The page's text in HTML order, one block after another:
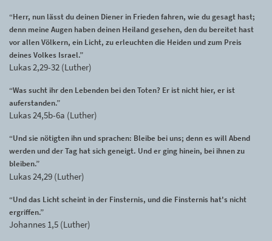
“Herr, nun lässt du deinen Diener in Frieden fahren, wie du gesagt hast;
denn meine Augen haben deinen Heiland gesehen, den du bereitet hast
vor allen Völkern, ein Licht, zu erleuchten die Heiden und zum Preis
deines Volkes Israel.”
Lukas 2,29-32 (Luther)
“Was sucht ihr den Lebenden bei den Toten? Er ist nicht hier, er ist
auferstanden.”
Lukas 24,5b-6a (Luther)
“Und sie nötigten ihn und sprachen: Bleibe bei uns; denn es will Abend
werden und der Tag hat sich geneigt. Und er ging hinein, bei ihnen zu
bleiben.”
Lukas 24,29 (Luther)
“Und das Licht scheint in der Finsternis, und die Finsternis hat's nicht
ergriffen.”
Johannes 1,5 (Luther)